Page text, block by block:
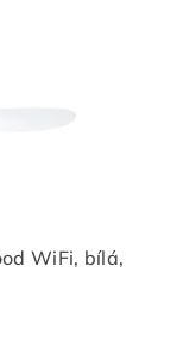
WiFi, bílá,